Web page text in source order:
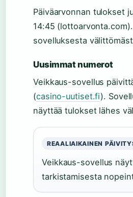
Päiväarvonnan tulokset
14:45
sovelluksesta
Uusimmat numerot
Veikkaus-sovellus
(casino-uutiset.fi).
näyttää tulokset lähes
REAALIAIKAINEN
Veikkaus-sovellus
tarkistamisesta